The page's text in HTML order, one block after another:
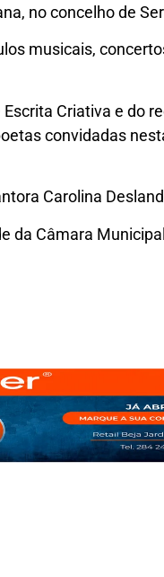
no concelho de
musicais,
Criativa e do
convidadas
Carolina
da Câmara